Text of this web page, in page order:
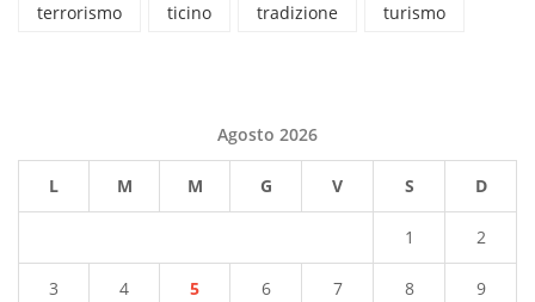
terrorismo
ticino tradizione turismo
Agosto 2026
L M M G V S D
1 2
3 4 5 6 7 8 9